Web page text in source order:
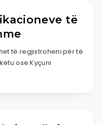
të
të regjistroheni për të
ose Kyçuni